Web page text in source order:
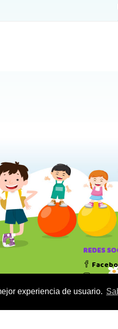
experiencia de usuario.
REDES